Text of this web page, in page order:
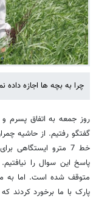
چرا به بچه ها اجازه داده
روز جمعه به اتفاق پسرم
گفتگو رفتیم. از حاشیه
خط 7 مترو ایستگاهی
پاسخ این سوال را
متوقف شده است. اما به
پارک با ما برخورد کردند